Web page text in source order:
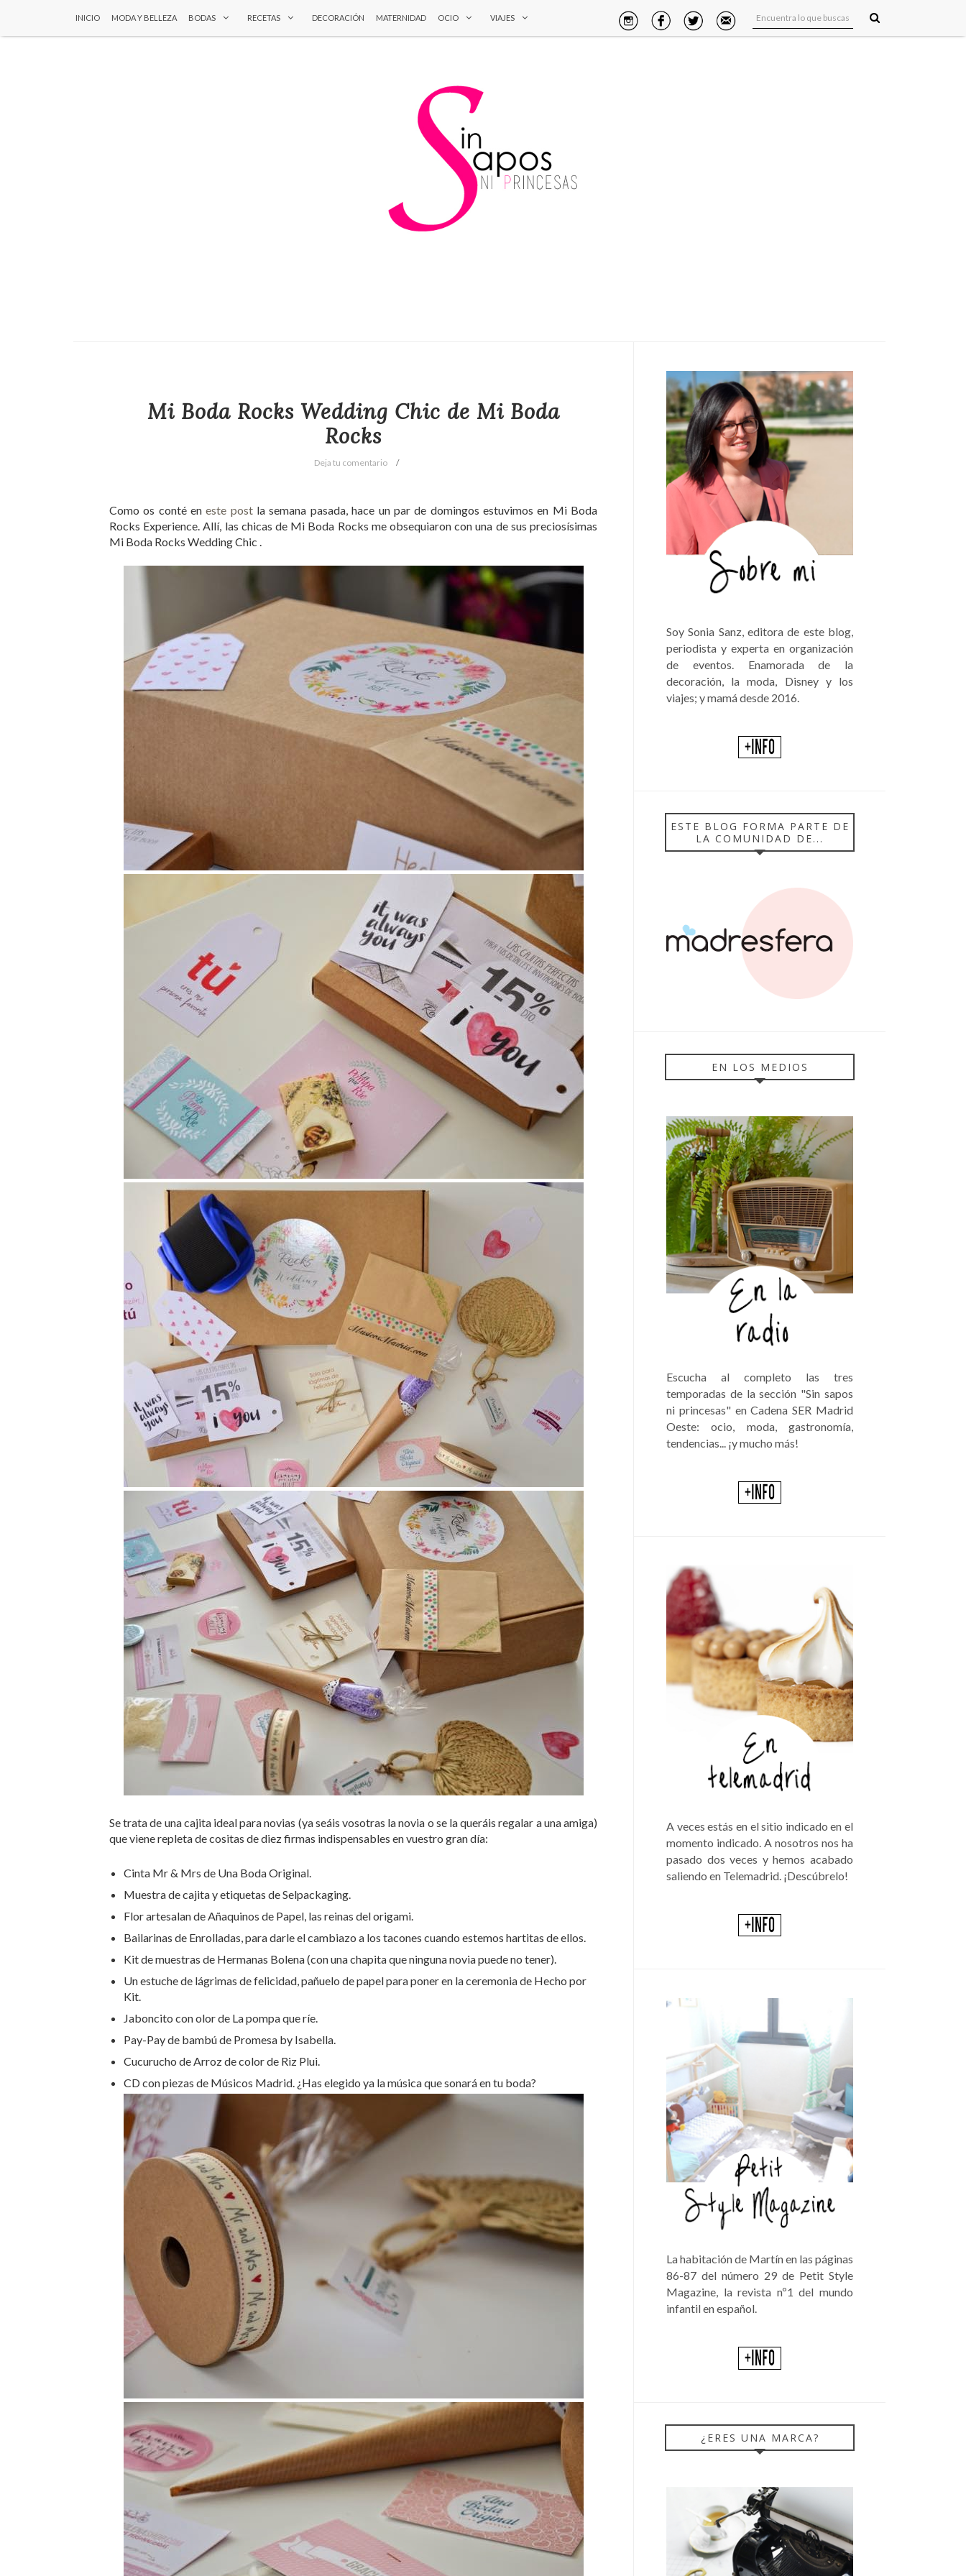
INICIO MODA Y BELLEZA BODAS RECETAS DECORACIÓN MATERNIDAD OCIO VIAJES
Mi Boda Rocks Wedding Chic de Mi Boda
Rocks
Deja tu comentario
Como os conté eneste postla semana pasada, hace un par de domingos estuvimos en Mi Boda
Rocks Experience. Allí, las chicas de Mi Boda Rocks me obsequiaron con una de sus preciosísimas
Mi Boda Rocks Wedding Chic .
Se trata de una cajita ideal para novias (ya seáis vosotras la novia o se la queráis regalar a una amiga)
que viene repleta de cositas de diez firmas indispensables en vuestro gran día:
Cinta Mr & Mrs de Una Boda Original.
Muestra de cajita y etiquetas de Selpackaging.
Flor artesalan de Añaquinos de Papel, las reinas del origami.
Bailarinas de Enrolladas, para darle el cambiazo a los tacones cuando estemos hartitas de ellos.
Kit de muestras de Hermanas Bolena (con una chapita que ninguna novia puede no tener).
Un estuche de lágrimas de felicidad, pañuelo de papel para poner en la ceremonia de Hecho por
Kit.
Jaboncito con olor de La pompa que ríe.
Pay-Pay de bambú de Promesa by Isabella.
Cucurucho de Arroz de color de Riz Plui.
CD con piezas de Músicos Madrid. ¿Has elegido ya la música que sonará en tu boda?
Soy Sonia Sanz, editora de este blog,
periodista y experta en organización
de eventos. Enamorada de la
decoración, la moda, Disney y los
viajes; y mamá desde 2016.
ESTE BLOG FORMA PARTE DE
LA COMUNIDAD DE...
EN LOS MEDIOS
Escucha al completo las tres
temporadas de la sección "Sin sapos
ni princesas" en Cadena SER Madrid
Oeste: ocio, moda, gastronomía,
tendencias... ¡y mucho más!
A veces estás en el sitio indicado en el
momento indicado. A nosotros nos ha
pasado dos veces y hemos acabado
saliendo en Telemadrid. ¡Descúbrelo!
La habitación de Martín en las páginas
86-87 del número 29 de Petit Style
Magazine, la revista nº1 del mundo
infantil en español.
¿ERES UNA MARCA?